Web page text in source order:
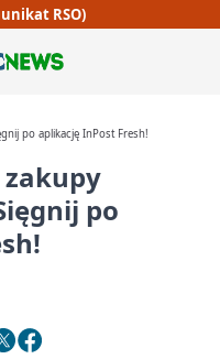
RSO)
po aplikację InPost Fresh!
zakupy
po